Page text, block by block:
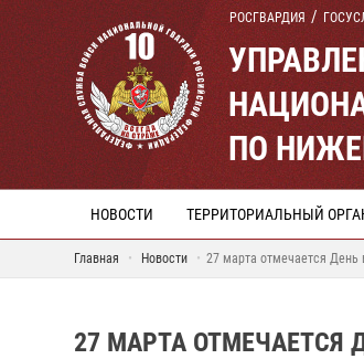
РОСГВАРДИЯ
ПО
НОВОСТИ ТЕРРИТОРИАЛЬНЫЙ
Главная Новости 27 марта отмечается День
27 МАРТА ОТМЕЧАЕТСЯ